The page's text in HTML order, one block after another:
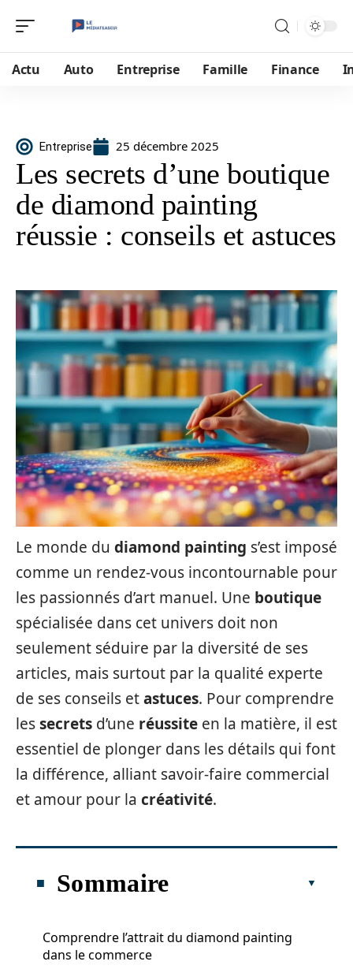
Actu Auto Entreprise Famille Finance
Entreprise 25 décembre 2025
Les secrets d’une boutique
de diamond painting
réussie : conseils et astuces
Le monde du diamond painting s’est imposé
comme un rendez-vous incontournable pour
les passionnés d’art manuel. Une boutique
spécialisée dans cet univers doit non
seulement séduire par la diversité de ses
articles, mais surtout par la qualité experte
de ses conseils etastuces. Pour comprendre
lessecrets d’une réussite en la matière, il est
essentiel de plonger dans les détails qui font
la différence, alliant savoir-faire commercial
et amour pour la créativité.
Sommaire
Comprendre l’attrait du diamond painting
dans le commerce